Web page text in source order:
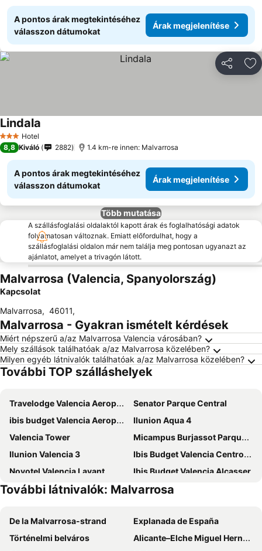
A pontos árak megtekintéséhez
válasszon dátumokat
Árak megjelenítése
3 Kategória
Hotel
Lindala
8,8 Kiváló 2882 1.4 km-re innen: Malvarrosa
A pontos árak megtekintéséhez
válasszon dátumokat
Árak megjelenítése
Több mutatása
A szállásfoglalási oldalaktól kapott árak és foglalhatósági adatok
folyamatosan változnak. Emiatt előfordulhat, hogy a
szállásfoglalási oldalon már nem találja meg pontosan ugyanazt az
ajánlatot, amelyet a trivagón látott.
Malvarrosa (Valencia, Spanyolország)
Kapcsolat
Malvarrosa, 46011,
Malvarrosa - Gyakran ismételt kérdések
Miért népszerű a/az Malvarrosa Valencia városában?
Mely szállások találhatóak a/az Malvarrosa közelében?
Milyen egyéb látnivalók találhatóak a/az Malvarrosa közelében?
További TOP szálláshelyek
Travelodge Valencia Aeropuerto
Senator Parque Central
ibis budget Valencia Aeropuerto
Ilunion Aqua 4
Valencia Tower
Micampus Burjassot Parque Student Residence
Ilunion Valencia 3
Ibis Budget Valencia Centro Puerto
Novotel Valencia Lavant
Ibis Budget Valencia Alcasser
Port Feria Valencia
NH Valencia Center
B&B HOTEL Valencia Arena
NH Valencia Las Artes
Hotel Turia Valencia
Hostal Blayet
További látnivalók: Malvarrosa
De la Malvarrosa-strand
Explanada de España
Történelmi belváros
Alicante–Elche Miguel Hernández Airport